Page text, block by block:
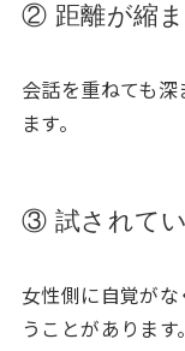
② 距離が縮
会話を重ねても深
ます。
③ 試されて
女性側に自覚がな
うことがあります。